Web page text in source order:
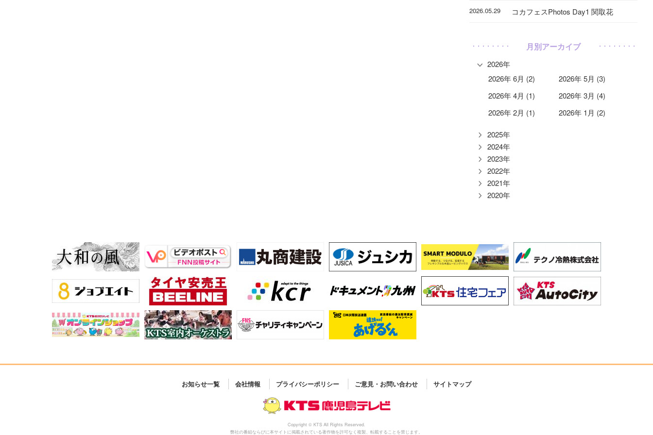
2026.05.29 コカフェスPhotos Day1 関取花
月別アーカイブ
2026年
2026年 6月 (2)
2026年 5月 (3)
2026年 4月 (1)
2026年 3月 (4)
2026年 2月 (1)
2026年 1月 (2)
2025年
2024年
2023年
2022年
2021年
2020年
お知らせ一覧 会社情報 プライバシーポリシー ご意見・お問い合わせ サイトマップ
Copyright © KTS All Rights Reserved.
弊社の番組ならびに本サイトに掲載されている著作物を許可なく複製、転載することを禁じます。